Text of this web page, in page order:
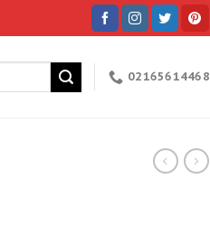
02165614468